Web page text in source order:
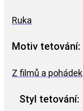
Ruka
Motiv tetování:
Z filmů a pohádek
Styl tetování: